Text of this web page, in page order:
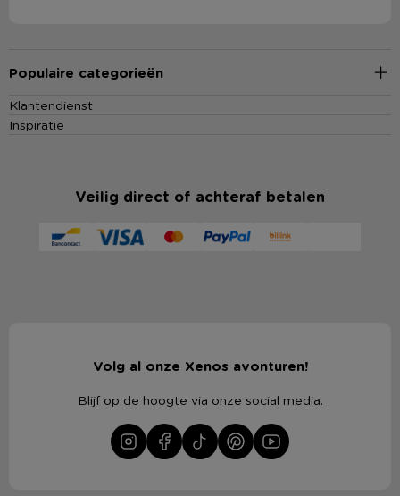
Populaire categorieën
Klantendienst
Inspiratie
Veilig direct of achteraf betalen
Volg al onze Xenos avonturen!
Blijf op de hoogte via onze social media.